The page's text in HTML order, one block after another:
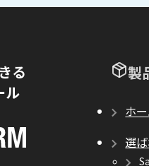
る
ル
製
ホ
選